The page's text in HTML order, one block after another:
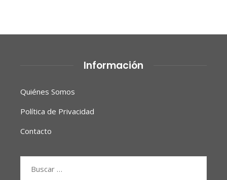
Información
Quiénes Somos
Política de Privacidad
Contacto